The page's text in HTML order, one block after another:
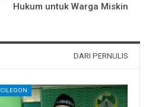
Hukum untuk Warga Miskin
DARI PERNULIS
CILEGON